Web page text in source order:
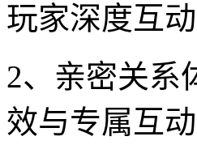
玩家深度互
2、亲密关系
效与专属互